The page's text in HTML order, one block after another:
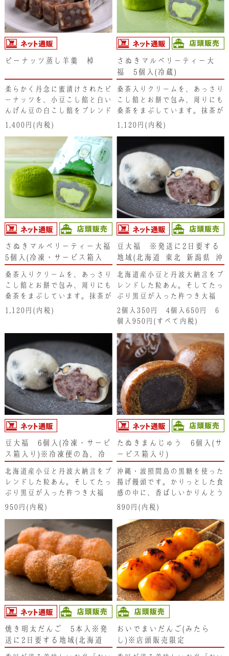
ピーナッツ蒸し羊羹 棹
柔らかく丹念に蜜漬けされたピ
ーナッツを、小豆こし餡と白い
んげん豆の白こし餡をブレンド
した｢蒸し羊羹｣ に入れて仕
上げています。見た目は地味で
すが、たっぷりと入った柔らか
なピーナッツの味わいがしっか
りとお楽しみいただけます。
1,400円(内税)
さぬきマルベリーティー大
福 5個入(冷蔵)
桑茶入りクリームを、あっさり
こし餡とお餅で包み、周りにも
桑茶をまぶしています。抹茶が
苦手なお子さまのみならず大人
の方でも食べやすく、今までの
みいただけます。
1,120円(内税)
さぬきマルベリーティー大福
5個入(冷凍・サービス箱入
以外と同梱できません。
桑茶入りクリームを、あっさり
こし餡とお餅で包み、周りにも
桑茶をまぶしています。抹茶が
苦手なお子さまのみならず大人
1,120円(内税)
豆大福 ※発送に2日要する
地域(北海道･東北･新潟県･沖
す。ご了承ください。
北海道産小豆と丹波大納言をブ
レンドした粒あん。そしてたっ
ぷり黒豆が入った杵つき大福
餅。昔ながらの素朴な豆大福に
は、素材そのままの味わいが生
2個入350円 4個入650円 6
個入950円(すべて内税)
豆大福 6個入(冷凍・サービ
ス箱入り)※冷凍便の為、冷
ん。
北海道産小豆と丹波大納言をブ
レンドした粒あん。そしてたっ
ぷり黒豆が入った杵つき大福
餅。昔ながらの素朴な豆大福に
きています。
950円(内税)
たぬきまんじゅう 6個入(サ
ービス箱入り)
沖縄・波照間島の黒糖を使った
揚げ饅頭です。かりっとした食
感の中に、香ばしいかりんとう
のような風味が漂い、中からふ
ます。
890円(内税)
焼き明太だんご 5本入※発
送に2日要する地域(北海道･
おいでまいだんご(みたら
し)※店頭販売限定